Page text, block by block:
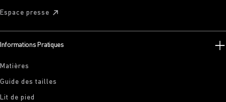
Espace presse
Informations Pratiques
Matières
Guide des tailles
Lit de pied